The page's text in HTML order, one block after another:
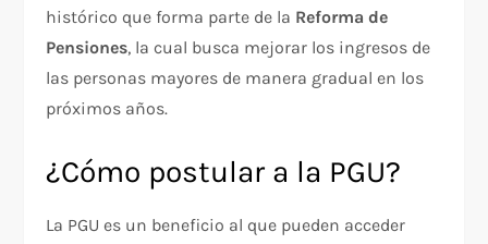
histórico que forma parte de la Reforma de
Pensiones, la cual busca mejorar los ingresos de
las personas mayores de manera gradual en los
próximos años.
¿Cómo postular a la PGU?
La PGU es un beneficio al que pueden acceder